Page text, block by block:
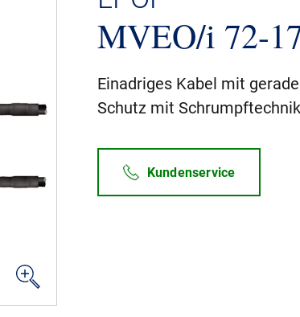
MVEO/i 72-
Einadriges Kabel mit
Schutz mit
Kundenservice